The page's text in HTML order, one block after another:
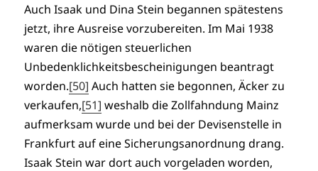
Auch Isaak und Dina Stein begannen spätestens
jetzt, ihre Ausreise vorzubereiten. Im Mai 1938
waren die nötigen steuerlichen
Unbedenklichkeitsbescheinigungen beantragt
worden.[50] Auch hatten sie begonnen, Äcker zu
verkaufen,[51] weshalb die Zollfahndung Mainz
aufmerksam wurde und bei der Devisenstelle in
Frankfurt auf eine Sicherungsanordnung drang.
Isaak Stein war dort auch vorgeladen worden,